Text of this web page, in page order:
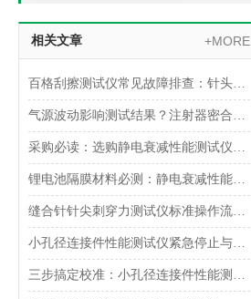
相关文章 +MORE
百格刮擦测试仪常见故障排查：针头磨损与运动轨迹偏移
气源波动影响测试结果？注射器密合性正压测试仪的稳压设计分析
采购必读：选购静电衰减性能测试仪的5个核心参数与避坑指南
锂电池隔膜材料必测：静电衰减性能测试仪的操作难点突破
缝合针针尖刺穿力测试仪标准操作流程（SOP）及实验员培训要点
小孔径连接件性能测试仪紧急停止与异常状态下的安全复位操作
三步搞定校准：小孔径连接件性能测试仪的每日开机自检流程详解